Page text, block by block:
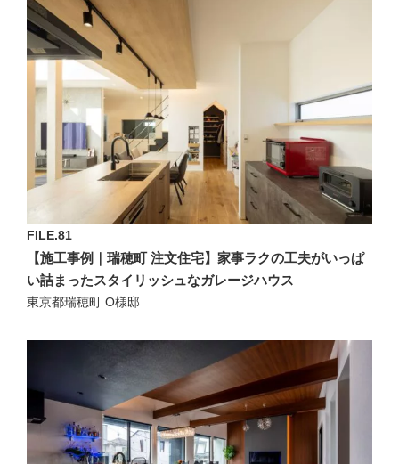
FILE.81
【施工事例｜瑞穂町 注文住宅】家事ラクの工夫がいっぱ
い詰まったスタイリッシュなガレージハウス
東京都瑞穂町 O様邸